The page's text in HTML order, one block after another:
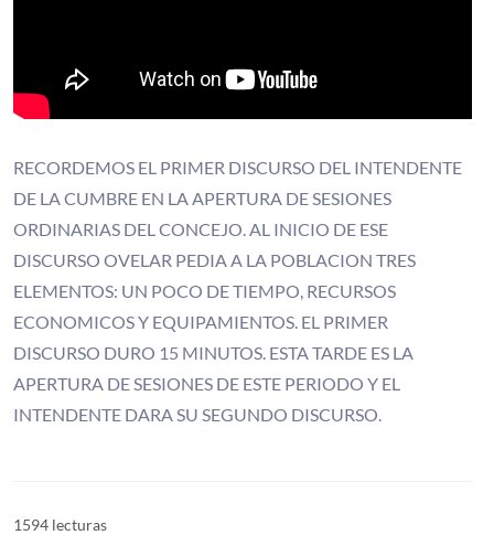
RECORDEMOS EL PRIMER DISCURSO DEL INTENDENTE
DE LA CUMBRE EN LA APERTURA DE SESIONES
ORDINARIAS DEL CONCEJO. AL INICIO DE ESE
DISCURSO OVELAR PEDIA A LA POBLACION TRES
ELEMENTOS: UN POCO DE TIEMPO, RECURSOS
ECONOMICOS Y EQUIPAMIENTOS. EL PRIMER
DISCURSO DURO 15 MINUTOS. ESTA TARDE ES LA
APERTURA DE SESIONES DE ESTE PERIODO Y EL
INTENDENTE DARA SU SEGUNDO DISCURSO.
1594 lecturas